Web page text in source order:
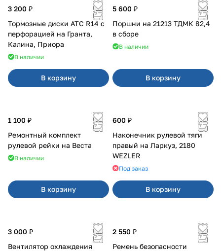
3 200 ₽
Тормозные диски АТС R14 с
перфорацией на Гранта,
Калина, Приора
В наличии
В корзину
5 600 ₽
Поршни на 21213 ТДМК 82,4
в сборе
В наличии
В корзину
1 100 ₽
Ремонтный комплект
рулевой рейки на Веста
В наличии
В корзину
600 ₽
Наконечник рулевой тяги
правый на Ларкуз, 2180
WEZLER
Под заказ
В корзину
3 000 ₽
Вентилятор охлаждения
2 550 ₽
Ремень безопасности